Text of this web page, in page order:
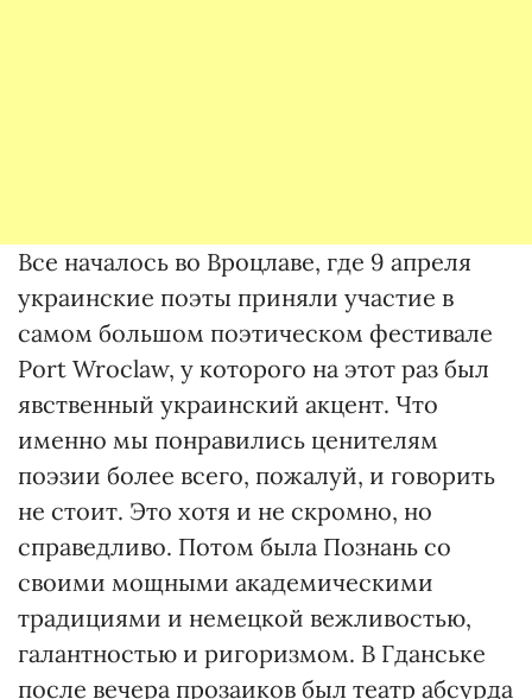
Все началось во Вроцлаве, где 9 апреля
украинские поэты приняли участие в
самом большом поэтическом фестивале
Port Wroclaw, у которого на этот раз был
явственный украинский акцент. Что
именно мы понравились ценителям
поэзии более всего, пожалуй, и говорить
не стоит. Это хотя и не скромно, но
справедливо. Потом была Познань со
своими мощными академическими
традициями и немецкой вежливостью,
галантностью и ригоризмом. В Гданське
после вечера прозаиков был театр абсурда